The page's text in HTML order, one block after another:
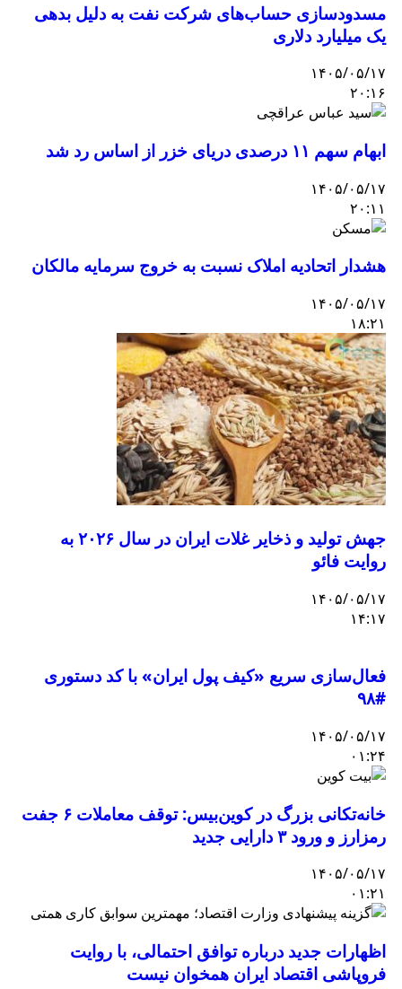
مسدودسازی حساب‌های شرکت نفت به دلیل بدهی
یک میلیارد دلاری
۱۴۰۵/۰۵/۱۷
۲۰:۱۶
ابهام سهم ۱۱ درصدی دریای خزر از اساس رد شد
۱۴۰۵/۰۵/۱۷
۲۰:۱۱
هشدار اتحادیه املاک نسبت به خروج سرمایه مالکان
۱۴۰۵/۰۵/۱۷
۱۸:۲۱
جهش تولید و ذخایر غلات ایران در سال ۲۰۲۶ به
روایت فائو
۱۴۰۵/۰۵/۱۷
۱۴:۱۷
فعال‌سازی سریع «کیف پول ایران» با کد دستوری
#۹۸
۱۴۰۵/۰۵/۱۷
۰۱:۲۴
خانه‌تکانی بزرگ در کوین‌بیس: توقف معاملات ۶ جفت
رمزارز و ورود ۳ دارایی جدید
۱۴۰۵/۰۵/۱۷
۰۱:۲۱
اظهارات جدید درباره توافق احتمالی، با روایت
فروپاشی اقتصاد ایران همخوان نیست